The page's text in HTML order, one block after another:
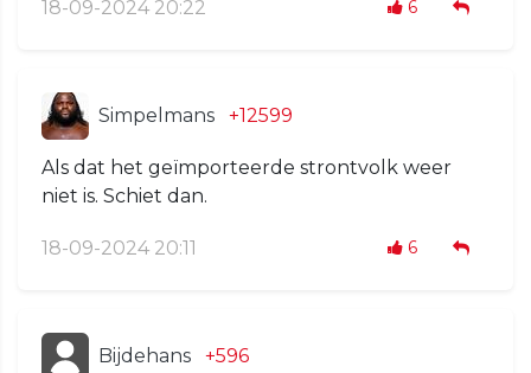
18-09-2024 20:22 6
Simpelmans +12599
Als dat het geïmporteerde strontvolk weer
niet is. Schiet dan.
18-09-2024 20:11 6
Bijdehans +596